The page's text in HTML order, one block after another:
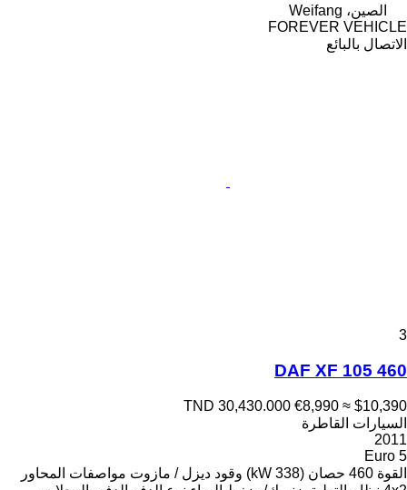
الصين، Weifang
FOREVER VEHICLE
الاتصال بالبائع
3
DAF XF 105 460
TND 30,430.000 €8,990 ≈ $10,390
السيارات القاطرة
2011
Euro 5
القوة 460 حصان (338 kW) وقود ديزل / مازوت مواصفات المحاور